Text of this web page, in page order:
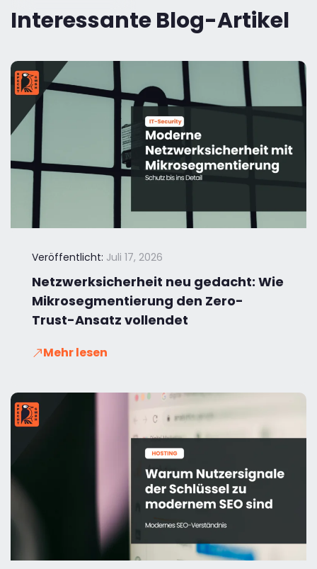
Interessante Blog-Artikel
Veröffentlicht: Juli 17, 2026
Netzwerksicherheit neu gedacht: Wie
Mikrosegmentierung den Zero-
Trust-Ansatz vollendet
Mehr lesen